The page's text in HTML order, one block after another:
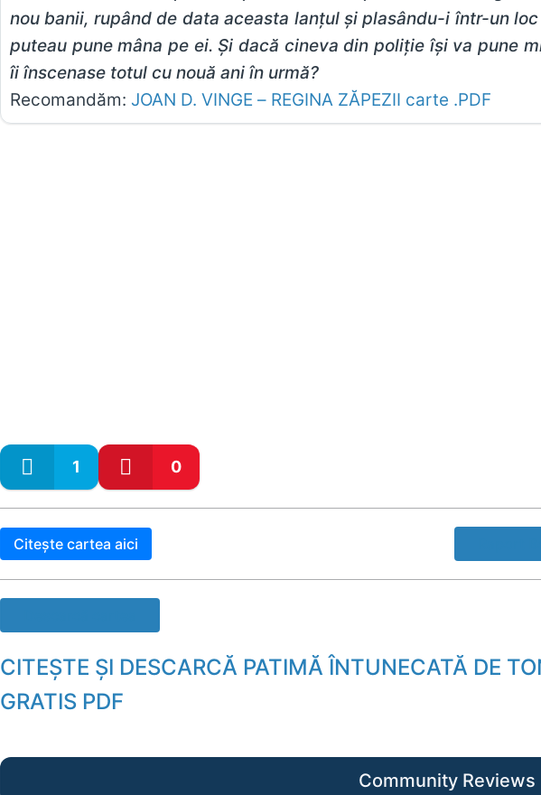
nou banii, rupând de data aceasta lanţul şi plasându-i într-un
puteau pune mâna pe ei. Şi dacă cineva din poliţie îşi va pune
îi înscenase totul cu nouă ani în urmă?
Recomandăm: JOAN D. VINGE – REGINA ZĂPEZII carte .PDF
1 0
Citește cartea aici
CITEȘTE ȘI DESCARCĂ PATIMĂ ÎNTUNECATĂ DE
GRATIS PDF
Community Reviews